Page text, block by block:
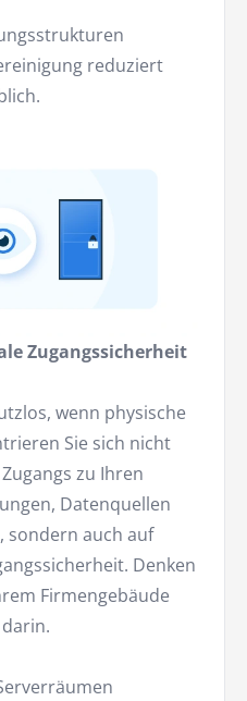
reduziert
Zugangssicherheit
wenn physische
Sie sich nicht
zu Ihren
Datenquellen
sondern auch auf
Denken
Firmengebäude